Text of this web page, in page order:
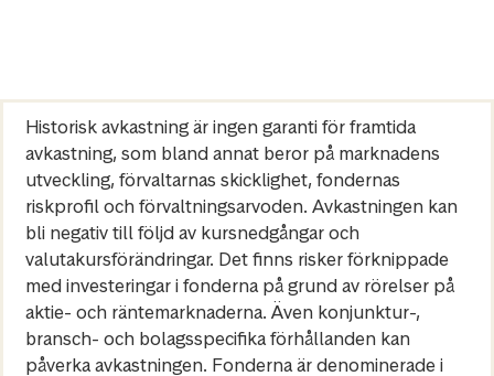
Historisk avkastning är ingen garanti för framtida
avkastning, som bland annat beror på marknadens
utveckling, förvaltarnas skicklighet, fondernas
riskprofil och förvaltningsarvoden. Avkastningen kan
bli negativ till följd av kursnedgångar och
valutakursförändringar. Det finns risker förknippade
med investeringar i fonderna på grund av rörelser på
aktie- och räntemarknaderna. Även konjunktur-,
bransch- och bolagsspecifika förhållanden kan
påverka avkastningen. Fonderna är denominerade i